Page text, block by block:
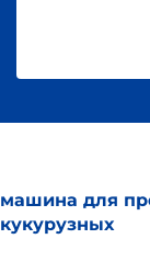
машина для
кукурузных